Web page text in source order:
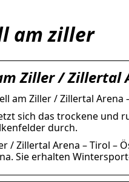
am ziller
Ziller / Zillertal
am Ziller / Zillertal
sich das trockene und
durch.
/ Zillertal Arena – Tirol –
Sie erhalten